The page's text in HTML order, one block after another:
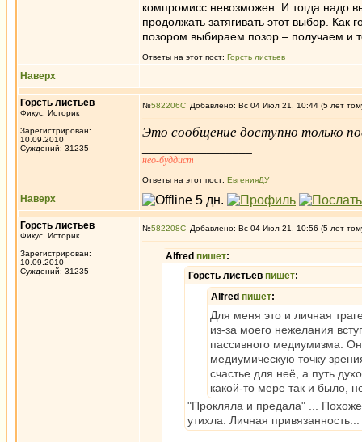
компромисс невозможен. И тогда надо
продолжать затягивать этот выбор.
позором выбираем позор – получаем и
Ответы на этот пост: Горсть листьев
Наверх
Горсть листьев
Фикус, Историк
Зарегистрирован:
10.09.2010
Суждений: 31235
№582206 Добавлено: Вс 04 Июл 21, 10:44 (5 лет
Это сообщение доступно только
нео-буддист
Ответы на этот пост: ЕвгенияДУ
Наверх
Горсть листьев
Фикус, Историк
Зарегистрирован:
10.09.2010
Суждений: 31235
№582208 Добавлено: Вс 04 Июл 21, 10:56 (5 лет
Alfred пишет:
Горсть листьев пишет:
Alfred пишет:
Для меня это и личная
из-за моего нежелания
пассивного медиумизма.
медиумическую точку
счастье для неё, а путь
какой-то мере так и было,
"Прокляла и предала" ...
утихла. Личная